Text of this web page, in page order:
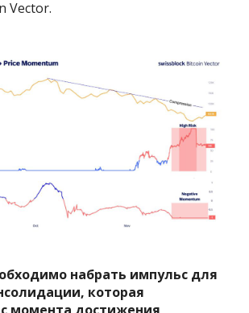
Vector.
набрать импульс для
которая